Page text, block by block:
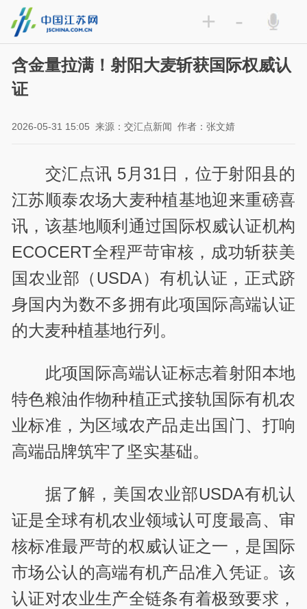
+ -
含金量拉满！射阳大麦斩获国际权威认
证
2026-05-31 15:05 来源：交汇点新闻 作者：张文婧
交汇点讯 5月31日，位于射阳县的
江苏顺泰农场大麦种植基地迎来重磅喜
讯，该基地顺利通过国际权威认证机构
ECOCERT全程严苛审核，成功斩获美
国农业部（USDA）有机认证，正式跻
身国内为数不多拥有此项国际高端认证
的大麦种植基地行列。
此项国际高端认证标志着射阳本地
特色粮油作物种植正式接轨国际有机农
业标准，为区域农产品走出国门、打响
高端品牌筑牢了坚实基础。
据了解，美国农业部USDA有机认
证是全球有机农业领域认可度最高、审
核标准最严苛的权威认证之一，是国际
市场公认的高端有机产品准入凭证。该
认证对农业生产全链条有着极致要求，